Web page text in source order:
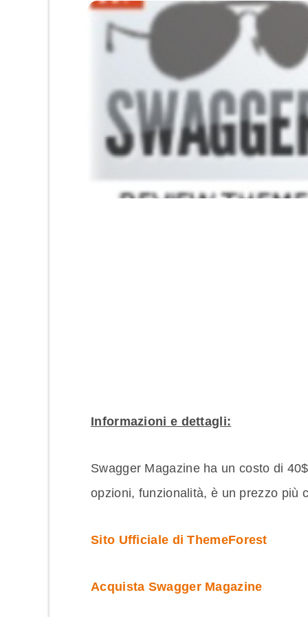
Informazioni e dettagli:
Swagger Magazine ha un costo di
opzioni, funzionalità, è un prezzo più
Sito Ufficiale di ThemeForest
Acquista Swagger Magazine